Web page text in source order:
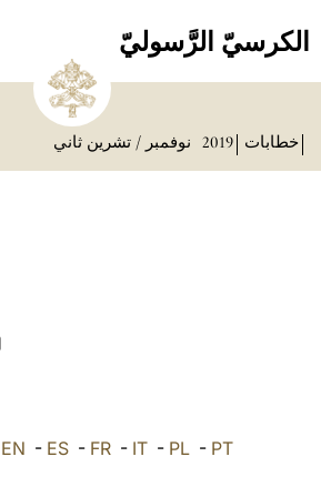
الكرسيّ الرَّسوليّ
خطابات 2019 نوفمبر / تشرين ثاني
EN - ES - FR - IT - PL - PT